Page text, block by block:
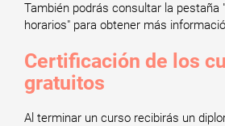
También podrás consultar la pestaña
horarios" para obtener más
Certificación de los
gratuitos
Al terminar un curso recibirás un